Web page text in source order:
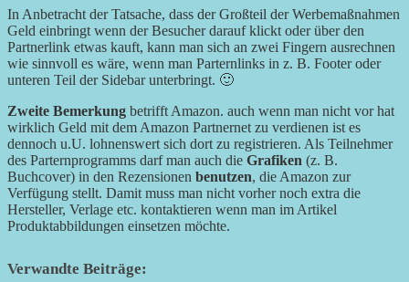
In Anbetracht der Tatsache, dass der Großteil der Werbemaßnahmen
Geld einbringt wenn der Besucher darauf klickt oder über den
Partnerlink etwas kauft, kann man sich an zwei Fingern ausrechnen
wie sinnvoll es wäre, wenn man Parternlinks in z. B. Footer oder
unteren Teil der Sidebar unterbringt. 🙂
Zweite Bemerkung betrifft Amazon. auch wenn man nicht vor hat
wirklich Geld mit dem Amazon Partnernet zu verdienen ist es
dennoch u.U. lohnenswert sich dort zu registrieren. Als Teilnehmer
des Parternprogramms darf man auch die Grafiken (z. B.
Buchcover) in den Rezensionen benutzen, die Amazon zur
Verfügung stellt. Damit muss man nicht vorher noch extra die
Hersteller, Verlage etc. kontaktieren wenn man im Artikel
Produktabbildungen einsetzen möchte.
Verwandte Beiträge: